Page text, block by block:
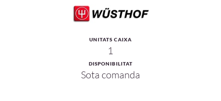
UNITATS CAIXA
1
DISPONIBILITAT
Sota comanda